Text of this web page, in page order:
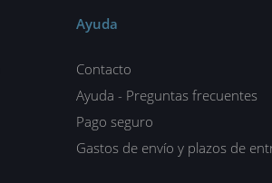
Ayuda
Contacto
Ayuda - Preguntas frecuentes
Pago seguro
Gastos de envío y plazos de